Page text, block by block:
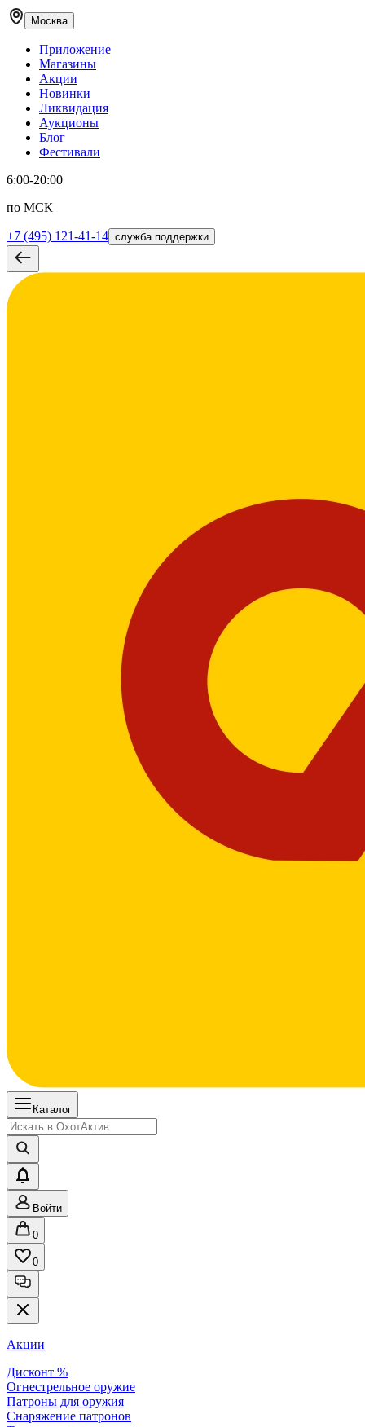
Москва
Приложение
Магазины
Акции
Новинки
Ликвидация
Аукционы
Блог
Фестивали
6:00-20:00
по МСК
+7 (495) 121-41-14 служба поддержки
Каталог
Войти
0
0
Акции
Дисконт %
Огнестрельное оружие
Патроны для оружия
Снаряжение патронов